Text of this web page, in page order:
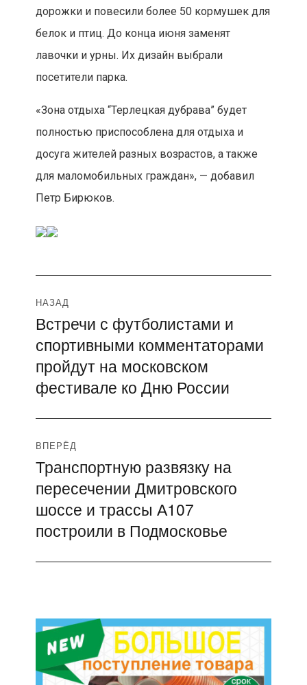
дорожки и повесили более 50 кормушек для
белок и птиц. До конца июня заменят
лавочки и урны. Их дизайн выбрали
посетители парка.
«Зона отдыха “Терлецкая дубрава” будет
полностью приспособлена для отдыха и
досуга жителей разных возрастов, а также
для маломобильных граждан», — добавил
Петр Бирюков.
Навигация
по
записям
НАЗАД
Предыдущая
запись:
Встречи с футболистами и
спортивными комментаторами
пройдут на московском
фестивале ко Дню России
ВПЕРЁД
Следующая
запись:
Транспортную развязку на
пересечении Дмитровского
шоссе и трассы А107
построили в Подмосковье